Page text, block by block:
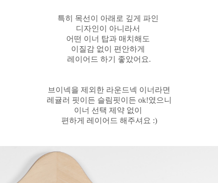
특히 목선이 아래로 깊게 파인
디자인이 아니라서
어떤 이너 탑과 매치해도
이질감 없이 편안하게
레이어드 하기 좋았어요.
브이넥을 제외한 라운드넥 이너라면
레귤러 핏이든 슬림핏이든 ok!였으니
이너 선택 제약 없이
편하게 레이어드 해주셔요 :)